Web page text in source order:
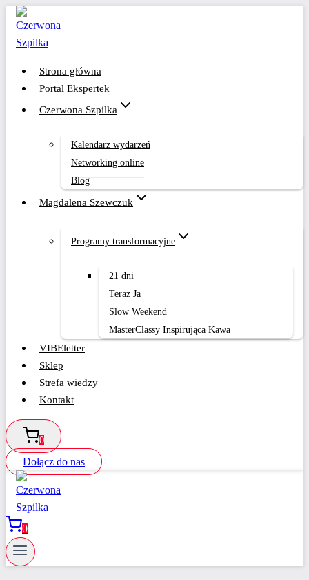
Przejdź
treści
Strona główna
Portal Ekspertek
Czerwona Szpilka
Kalendarz wydarzeń
Networking online
Blog
Magdalena Szewczuk
Programy transformacyjne
21 dni
Teraz Ja
Slow Weekend
MasterClassy Inspirująca Kawa
VIBEletter
Sklep
Strefa wiedzy
Kontakt
0
Dołącz do nas
0